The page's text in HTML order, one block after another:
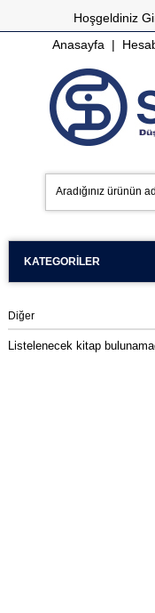
Hoşgeldiniz
Anasayfa |
KATEGORILER
Diğer
Listelenecek kitap